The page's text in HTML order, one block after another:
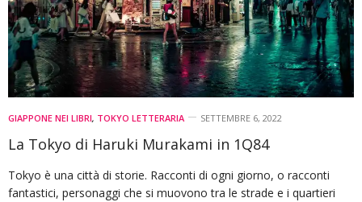
GIAPPONE NEI LIBRI, TOKYO LETTERARIA SETTEMBRE 6, 2022
La Tokyo di Haruki Murakami in 1Q84
Tokyo è una città di storie. Racconti di ogni giorno, o racconti
fantastici, personaggi che si muovono tra le strade e i quartieri